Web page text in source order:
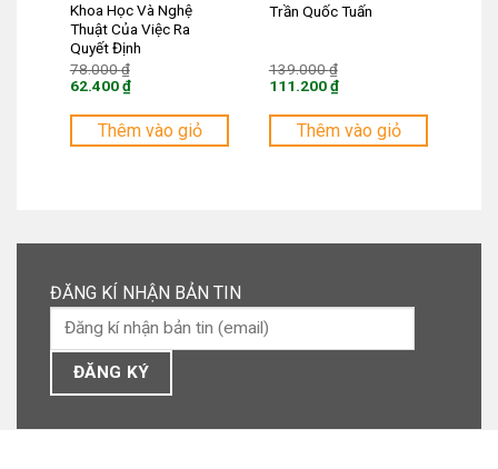
Khoa Học Và Nghệ
Thuật Của Việc Ra
Quyết Định
78.000₫
78.000 ₫.
62.400₫
hiện
là:
Thêm vào giỏ
Trần Quốc Tuấn
139.000₫
139.000 ₫.
111.200₫
hiện
là:
Thêm vào giỏ
ĐĂNG KÍ NHẬN BẢN TIN